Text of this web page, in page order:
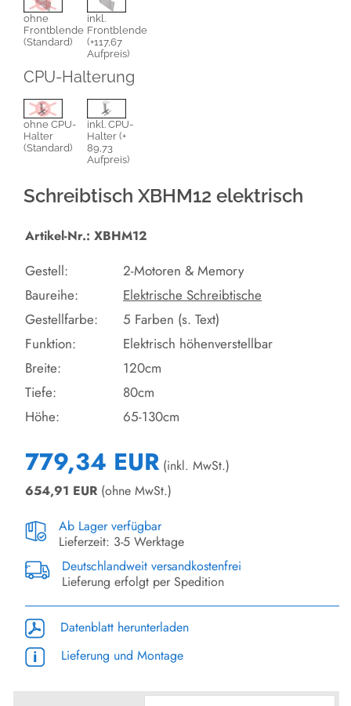
ohne
Frontblende
(Standard)
inkl.
Frontblende
(+117,67
Aufpreis)
CPU-Halterung
ohne CPU-
Halter
(Standard)
inkl. CPU-
Halter (+
89,73
Aufpreis)
Schreibtisch XBHM12 elektrisch
Artikel-Nr.: XBHM12
Gestell:
2-Motoren & Memory
Baureihe:
Elektrische Schreibtische
Gestellfarbe:
5 Farben (s. Text)
Funktion:
Elektrisch höhenverstellbar
Breite:
120cm
Tiefe:
80cm
Höhe:
65-130cm
779,34 EUR (inkl. MwSt.)
654,91 EUR (ohne MwSt.)
Ab Lager verfügbar
Lieferzeit: 3-5 Werktage
Deutschlandweit versandkostenfrei
Lieferung erfolgt per Spedition
Datenblatt herunterladen
Lieferung und Montage